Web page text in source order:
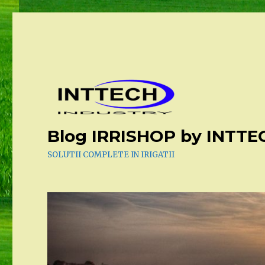
Blog IRRISHOP by
SOLUTII COMPLETE IN IRIGATII